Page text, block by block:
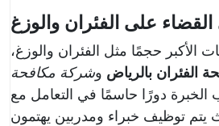
على الفئران والوزغ
الأكبر حجمًا مثل الفئران والوزغ،
الفئران بالرياض وشركة مكافحة
الخبرة دورًا حاسمًا في التعامل مع
يتم توظيف خبراء ومدربين يهتمون